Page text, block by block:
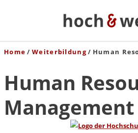
Home Weiterbildung Human
Human
Management